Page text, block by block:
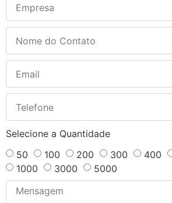
Selecione a Quantidade
50
100 200 300 400
1000
3000 5000